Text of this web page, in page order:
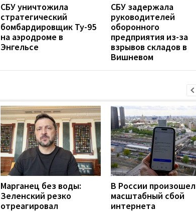
СБУ уничтожила
стратегический
бомбардировщик Ту-95
на аэродроме в
Энгельсе
СБУ задержала
руководителей
оборонного
предприятия из-за
взрывов складов в
Вишневом
Марганец без воды:
Зеленский резко
отреагировал
В России произошел
масштабный сбой
интернета